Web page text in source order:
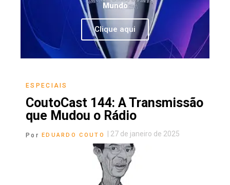
Mundo
Clique aqui
ESPECIAIS
CoutoCast 144: A Transmissão
que Mudou o Rádio
Por EDUARDO COUTO 27 de janeiro de 2025